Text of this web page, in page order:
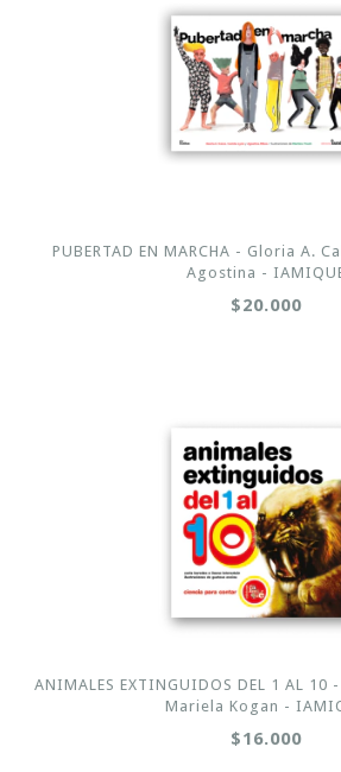
PUBERTAD EN MARCHA - Gloria A.
Agostina -
$20.000
ANIMALES EXTINGUIDOS DEL 1 AL
Mariela Kogan -
$16.000